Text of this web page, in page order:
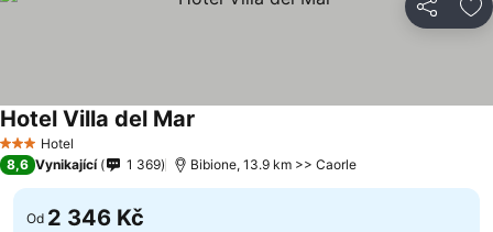
Sdílet
3 Počet hvězdiček
Hotel
Hotel Villa del Mar
8,6 Vynikající 1 369 Bibione, 13.9 km >> Caorle
Od 2 346 Kč